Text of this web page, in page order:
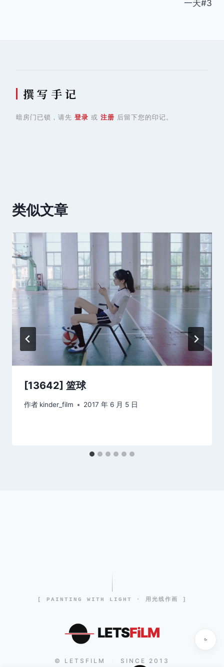
一天#3
撰 写 手 记
暗房门已锁，请先 登录 或 注册 后留下您的印记。
类似文章
[13642] 篮球
作者 kinder_film 2017 年 6 月 5 日
[ PAINTING WITH LIGHT · 用光线作画 ]
LETSFiLM
© LETSFILM SINCE 2013